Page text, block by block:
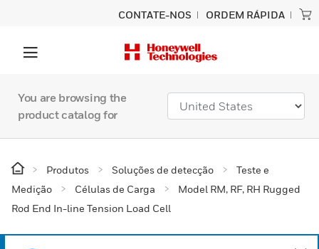
CONTATE-NOS ORDEM RÁPIDA
You are browsing the
product catalog for
Produtos Soluções de detecção
Teste e
Medição
Células de Carga
Model RM, RF, RH Rugged
Rod End In-line Tension Load Cell